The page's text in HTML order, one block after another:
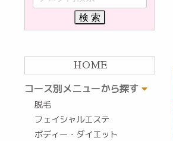
HOME
コース別メニューから探す
脱毛
フェイシャルエステ
ボディー・ダイエット